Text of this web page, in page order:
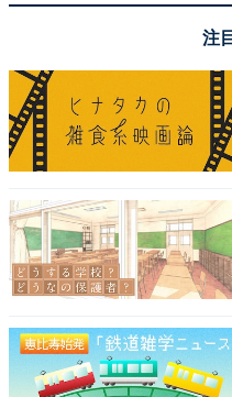
安全だと思
ちょ銀行」
注